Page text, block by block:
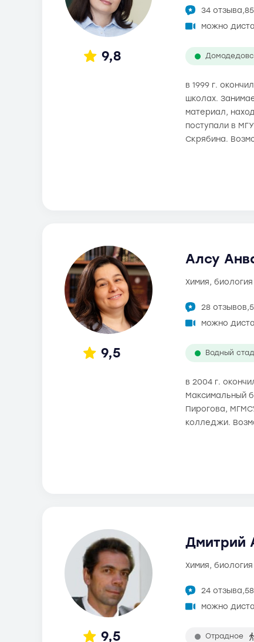
9,8
34 отзыва,
можно
в 1999 г.
школах.
материал,
поступали в
Скрябина.
9,5
Алсу
химия, биология
28 отзывов,
можно
Водный
в 2004 г.
Максимальный
Пирогова,
колледжи.
9,5
Дмитрий
химия, биология
24 отзыва,
можно
Отрадное